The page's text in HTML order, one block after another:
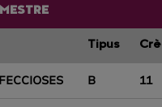
Tipus
B 11